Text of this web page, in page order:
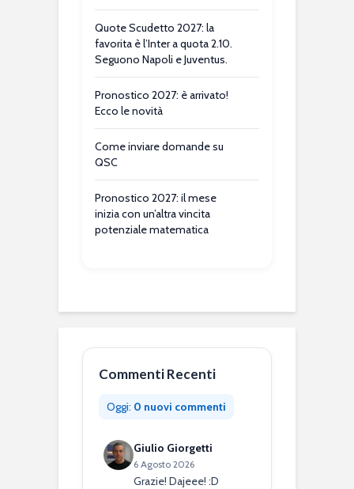
Quote Scudetto 2027: la
favorita è l’Inter a quota 2.10.
Seguono Napoli e Juventus.
Pronostico 2027: è arrivato!
Ecco le novità
Come inviare domande su
QSC
Pronostico 2027: il mese
inizia con un’altra vincita
potenziale matematica
Commenti Recenti
Oggi: 0 nuovi commenti
Giulio Giorgetti
6 Agosto 2026
Grazie! Dajeee! :D